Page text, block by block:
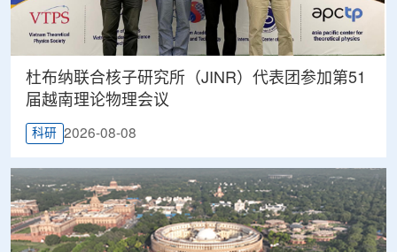
杜布纳联合核子研究所（JINR）代表团参加第51
届越南理论物理会议
科研 2026-08-08